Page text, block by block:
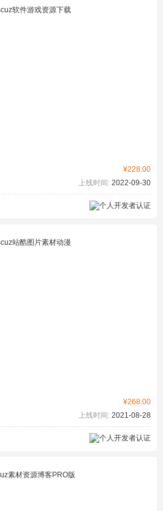
¥228.00
上线时间: 2022-09-30
¥268.00
上线时间: 2021-08-28